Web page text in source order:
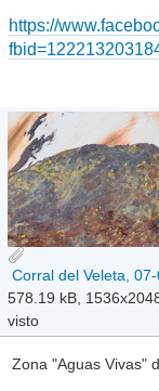
https://
Corral del Veleta,
578.19 kB,
visto
Zona "Aguas Vivas"